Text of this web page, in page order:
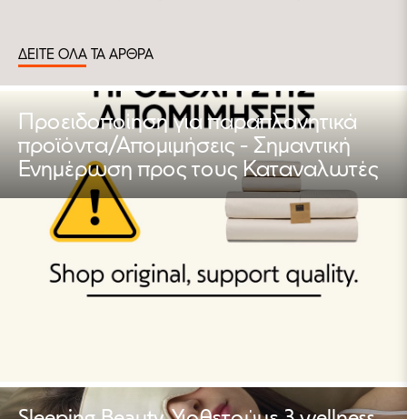
ΔΕΙΤΕ ΟΛΑ ΤΑ ΑΡΘΡΑ
Προειδοποίηση για παραπλανητικά
προϊόντα/Απομιμήσεις - Σημαντική
Ενημέρωση προς τους Καταναλωτές